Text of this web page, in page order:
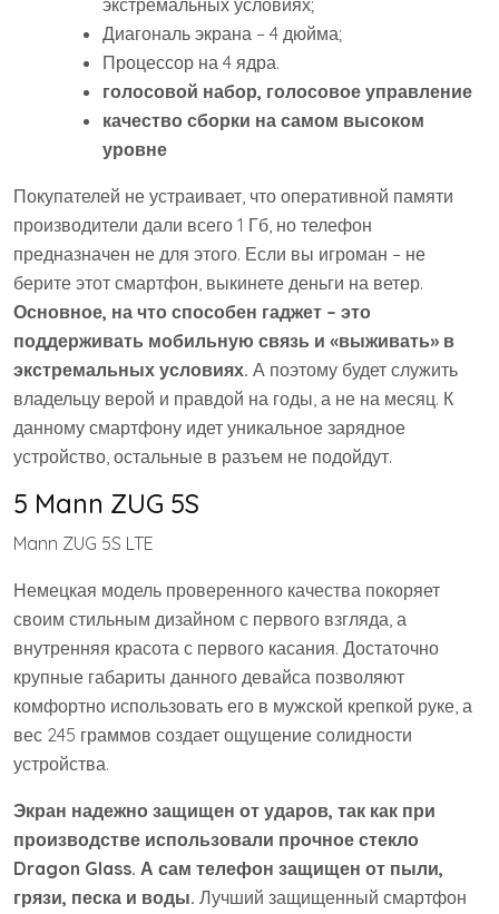
экстремальных условиях;
Диагональ экрана – 4 дюйма;
Процессор на 4 ядра.
голосовой набор, голосовое управление
качество сборки на самом высоком
уровне
Покупателей не устраивает, что оперативной памяти
производители дали всего 1 Гб, но телефон
предназначен не для этого. Если вы игроман – не
берите этот смартфон, выкинете деньги на ветер.
Основное, на что способен гаджет – это
поддерживать мобильную связь и «выживать» в
экстремальных условиях. А поэтому будет служить
владельцу верой и правдой на годы, а не на месяц. К
данному смартфону идет уникальное зарядное
устройство, остальные в разъем не подойдут.
5 Mann ZUG 5S
Mann ZUG 5S LTE
Немецкая модель проверенного качества покоряет
своим стильным дизайном с первого взгляда, а
внутренняя красота с первого касания. Достаточно
крупные габариты данного девайса позволяют
комфортно использовать его в мужской крепкой руке, а
вес 245 граммов создает ощущение солидности
устройства.
Экран надежно защищен от ударов, так как при
производстве использовали прочное стекло
Dragon Glass. А сам телефон защищен от пыли,
грязи, песка и воды. Лучший защищенный смартфон